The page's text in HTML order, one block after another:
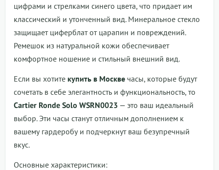
цифрами и стрелками синего цвета, что придает им
классический и утонченный вид. Минеральное стекло
защищает циферблат от царапин и повреждений.
Ремешок из натуральной кожи обеспечивает
комфортное ношение и стильный внешний вид.
Если вы хотите купить в Москве часы, которые будут
сочетать в себе элегантность и функциональность, то
Cartier Ronde Solo WSRN0023 — это ваш идеальный
выбор. Эти часы станут отличным дополнением к
вашему гардеробу и подчеркнут ваш безупречный
вкус.
Основные характеристики: